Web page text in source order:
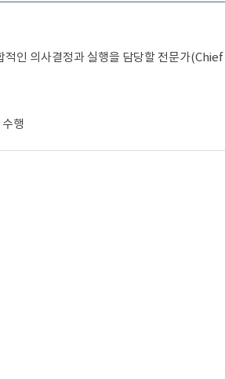
적인 의사결정과 실행을 담당할 전문가(Chief
행